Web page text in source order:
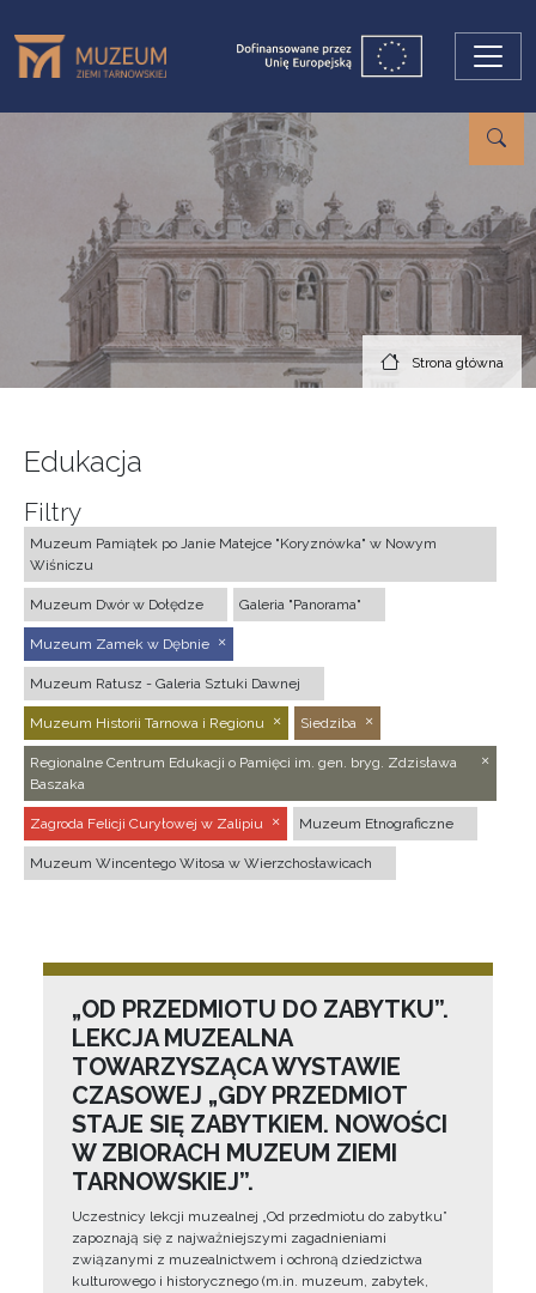
Strona główna
Edukacja
Filtry
Muzeum Pamiątek po Janie Matejce "Koryznówka" w Nowym
Wiśniczu
Muzeum Dwór w Dołędze Galeria "Panorama"
Muzeum Zamek w Dębnie
Muzeum Ratusz - Galeria Sztuki Dawnej
Muzeum Historii Tarnowa i Regionu Siedziba
Regionalne Centrum Edukacji o Pamięci im. gen. bryg. Zdzisława
Baszaka
Zagroda Felicji Curyłowej w Zalipiu Muzeum Etnograficzne
Muzeum Wincentego Witosa w Wierzchosławicach
„OD PRZEDMIOTU DO ZABYTKU”.
LEKCJA MUZEALNA
TOWARZYSZĄCA WYSTAWIE
CZASOWEJ „GDY PRZEDMIOT
STAJE SIĘ ZABYTKIEM. NOWOŚCI
W ZBIORACH MUZEUM ZIEMI
TARNOWSKIEJ”.
Uczestnicy lekcji muzealnej „Od przedmiotu do zabytku”
zapoznają się z najważniejszymi zagadnieniami
związanymi z muzealnictwem i ochroną dziedzictwa
kulturowego i historycznego (m.in. muzeum, zabytek,